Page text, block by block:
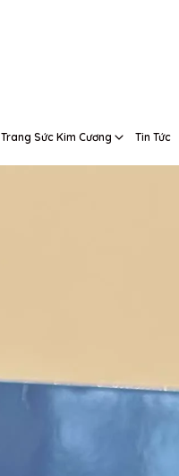
Trang Sức Kim Cương Tin Tức